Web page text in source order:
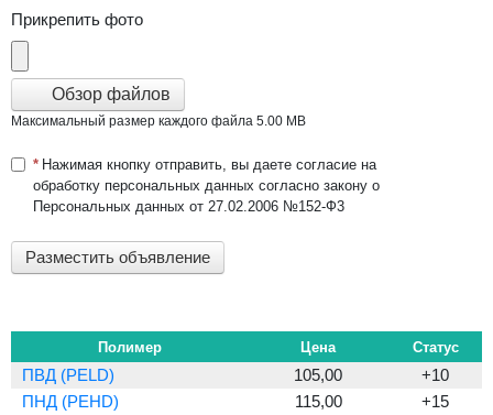
Прикрепить фото
Обзор файлов
Максимальный размер каждого файла 5.00 MB
Нажимая кнопку отправить, вы даете согласие на
обработку персональных данных согласно закону о
Персональных данных от 27.02.2006 №152-Ф3
Разместить объявление
Полимер Цена Статус
ПВД (PELD) 105,00
+10
ПНД (PEHD)
115,00
+15